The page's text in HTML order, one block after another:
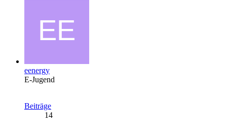
eenergy
E-Jugend
Beiträge
14